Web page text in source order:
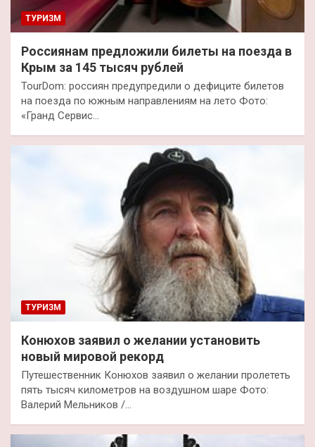
ТУРИЗМ
Россиянам предложили билеты на поезда в
Крым за 145 тысяч рублей
TourDom: россиян предупредили о дефиците билетов
на поезда по южным направлениям на лето Фото:
«Гранд Сервис…
ТУРИЗМ
Конюхов заявил о желании установить
новый мировой рекорд
Путешественник Конюхов заявил о желании пролететь
пять тысяч километров на воздушном шаре Фото:
Валерий Мельников /…